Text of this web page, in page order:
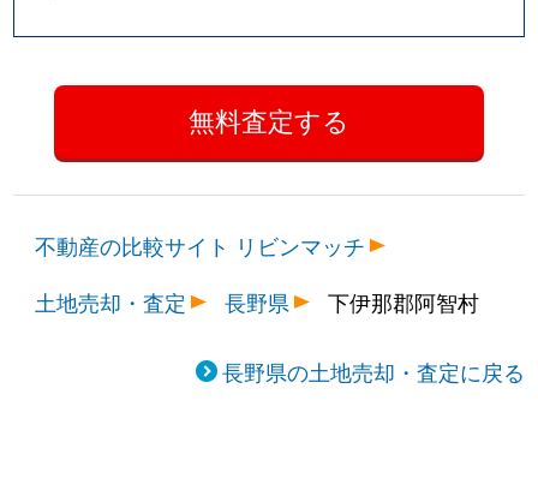
不動産の比較サイト リビンマッチ
土地売却・査定
長野県 下伊那郡阿智村
長野県の土地売却・査定に戻る